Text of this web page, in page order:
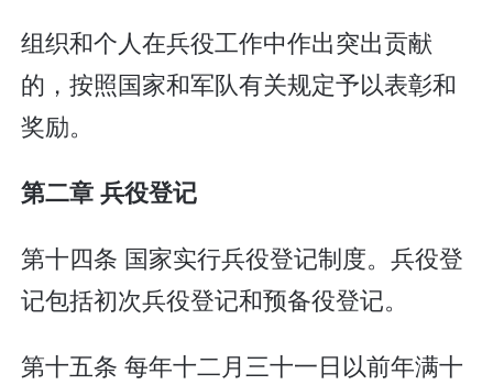
组织和个人在兵役工作中作出突出贡献
的，按照国家和军队有关规定予以表彰和
奖励。
第二章 兵役登记
第十四条 国家实行兵役登记制度。兵役登
记包括初次兵役登记和预备役登记。
第十五条 每年十二月三十一日以前年满十